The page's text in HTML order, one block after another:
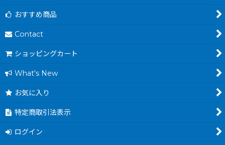
おすすめ商品
Contact
ショッピングカート
What's New
お気に入り
特定商取引法表示
ログイン